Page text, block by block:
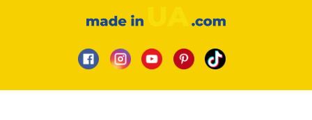
Паспорта радиологического
Увага. Опис товару може бути отриманий